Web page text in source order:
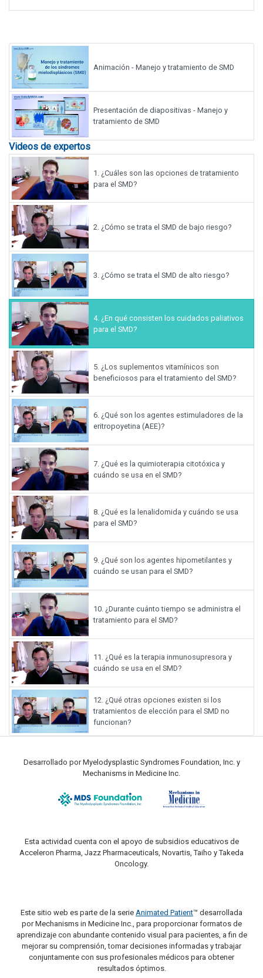
Animación - Manejo y tratamiento de SMD
Presentación de diapositivas - Manejo y
tratamiento de SMD
Videos de expertos
1. ¿Cuáles son las opciones de tratamiento
para el SMD?
2. ¿Cómo se trata el SMD de bajo riesgo?
3.¿Cómo se trata el SMD de alto riesgo?
4.¿En qué consisten los cuidados paliativos
para el SMD?
5. ¿Los suplementos vitamínicos son
beneficiosos para el tratamiento del SMD?
6.¿Qué son los agentes estimuladores de la
eritropoyetina (AEE)?
7. ¿Qué es la quimioterapia citotóxica y
cuándo se usa en el SMD?
8. ¿Qué es la lenalidomida y cuándo se usa
para el SMD?
9.¿Qué son los agentes hipometilantes y
cuándo se usan para el SMD?
10. ¿Durante cuánto tiempo se administra el
tratamiento para el SMD?
11.¿Qué es la terapia inmunosupresora y
cuándo se usa en el SMD?
12.¿Qué otras opciones existen si los
tratamientos de elección para el SMD no
funcionan?
Desarrollado por Myelodysplastic Syndromes Foundation, Inc. y
Mechanisms in Medicine Inc.
Esta actividad cuenta con el apoyo de subsidios educativos de
Acceleron Pharma, Jazz Pharmaceuticals, Novartis, Taiho y Takeda
Oncology.
Este sitio web es parte de la serie Animated Patient™ desarrollada
por Mechanisms in Medicine Inc., para proporcionar formatos de
aprendizaje con abundante contenido visual para pacientes, a fin de
mejorar su comprensión, tomar decisiones informadas y trabajar
conjuntamente con sus profesionales médicos para obtener
resultados óptimos.